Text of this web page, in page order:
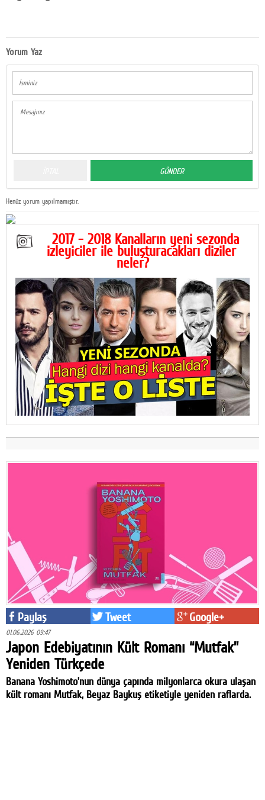
Yorum Yaz
Henüz yorum yapılmamıştır.
2017 - 2018 Kanalların yeni sezonda
izleyiciler ile buluşturacakları diziler
neler?
Paylaş Tweet Google+
01.06.2026 09:47
Japon Edebiyatının Kült Romanı “Mutfak”
Yeniden Türkçede
Banana Yoshimoto’nun dünya çapında milyonlarca okura ulaşan
kült romanı Mutfak, Beyaz Baykuş etiketiyle yeniden raflarda.